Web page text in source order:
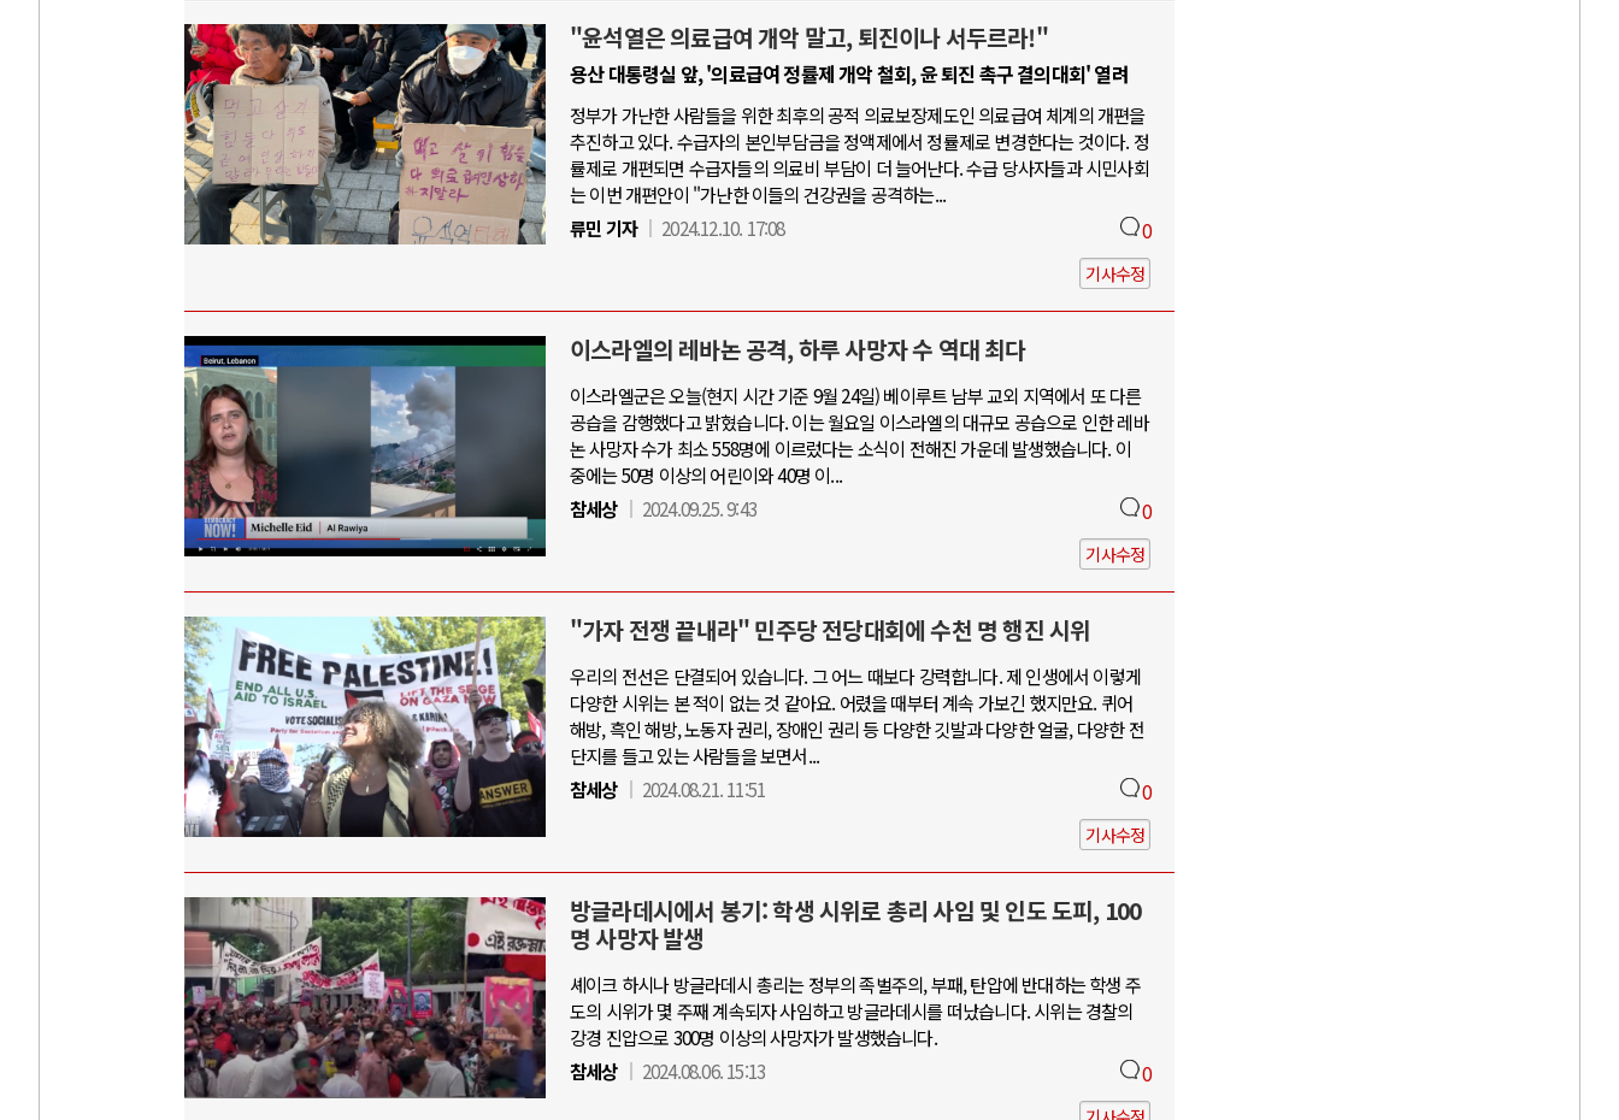
"윤석열은 의료급여 개악 말고, 퇴진이나 서두르라!"
용산 대통령실 앞, '의료급여 정률제 개악 철회, 윤 퇴진 촉구 결의대회' 열려
정부가 가난한 사람들을 위한 최후의 공적 의료보장제도인 의료급여 체계의 개편을
추진하고 있다. 수급자의 본인부담금을 정액제에서 정률제로 변경한다는 것이다. 정
률제로 개편되면 수급자들의 의료비 부담이 더 늘어난다. 수급 당사자들과 시민사회
는 이번 개편안이 "가난한 이들의 건강권을 공격하는...
류민 기자
2024.12.10. 17:08 0
기사수정
이스라엘의 레바논 공격, 하루 사망자 수 역대 최다
이스라엘군은 오늘(현지 시간 기준 9월 24일) 베이루트 남부 교외 지역에서 또 다른
공습을 감행했다고 밝혔습니다. 이는 월요일 이스라엘의 대규모 공습으로 인한 레바
논 사망자 수가 최소 558명에 이르렀다는 소식이 전해진 가운데 발생했습니다. 이
중에는 50명 이상의 어린이와 40명 이...
참세상
2024.09.25. 9:43 0
기사수정
"가자 전쟁 끝내라" 민주당 전당대회에 수천 명 행진 시위
우리의 전선은 단결되어 있습니다. 그 어느 때보다 강력합니다. 제 인생에서 이렇게
다양한 시위는 본 적이 없는 것 같아요. 어렸을 때부터 계속 가보긴 했지만요. 퀴어
해방, 흑인 해방, 노동자 권리, 장애인 권리 등 다양한 깃발과 다양한 얼굴, 다양한 전
단지를 들고 있는 사람들을 보면서...
참세상
2024.08.21. 11:51 0
기사수정
방글라데시에서 봉기: 학생 시위로 총리 사임 및 인도 도피, 100
명 사망자 발생
셰이크 하시나 방글라데시 총리는 정부의 족벌주의, 부패, 탄압에 반대하는 학생 주
도의 시위가 몇 주째 계속되자 사임하고 방글라데시를 떠났습니다. 시위는 경찰의
강경 진압으로 300명 이상의 사망자가 발생했습니다.
참세상
2024.08.06. 15:13 0